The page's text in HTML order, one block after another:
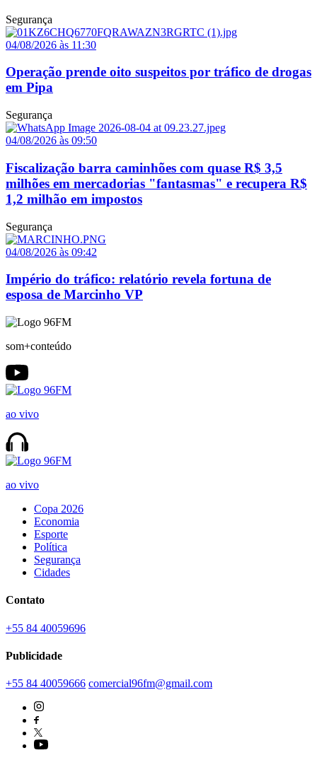
Segurança
04/08/2026 às 11:30
Operação prende oito suspeitos por tráfico de drogas
em Pipa
Segurança
04/08/2026 às 09:50
Fiscalização barra caminhões com quase R$ 3,5
milhões em mercadorias "fantasmas" e recupera R$
1,2 milhão em impostos
Segurança
04/08/2026 às 09:42
Império do tráfico: relatório revela fortuna de
esposa de Marcinho VP
som+conteúdo
ao vivo
ao vivo
Copa 2026
Economia
Esporte
Política
Segurança
Cidades
Contato
+55 84 40059696
Publicidade
+55 84 40059666 comercial96fm@gmail.com